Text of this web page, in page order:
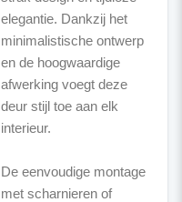
elegantie. Dankzij het
minimalistische ontwerp
en de hoogwaardige
afwerking voegt deze
deur stijl toe aan elk
interieur.
De eenvoudige montage
met scharnieren of